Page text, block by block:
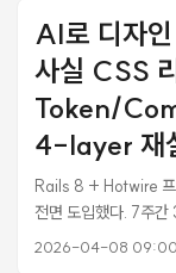
ChatGPT가 생성한
판례가 전부 지어낸
가 아니라 법률 책임
은 위험에 노출돼 있
리 회사에 어떤 영향
근거 조문을 인용한다
는 없었다. ...
AI로 디자
사실 CSS
Token/
4-layer 재
Rails 8 + Hotwire
전면 도입했다. 7주
위반 417건이 0건이
2026-04-08 09:00